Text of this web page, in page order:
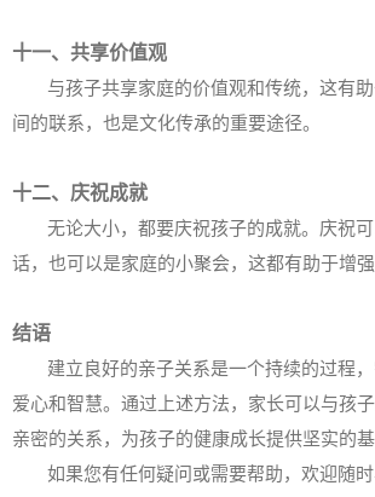
十一、共享价值观
与孩子共享家庭的价值观和传统，这有
间的联系，也是文化传承的重要途径。
十二、庆祝成就
无论大小，都要庆祝孩子的成就。庆祝
话，也可以是家庭的小聚会，这都有助于增强
结语
建立良好的亲子关系是一个持续的过程，
爱心和智慧。通过上述方法，家长可以与孩
亲密的关系，为孩子的健康成长提供坚实的基
如果您有任何疑问或需要帮助，欢迎随时